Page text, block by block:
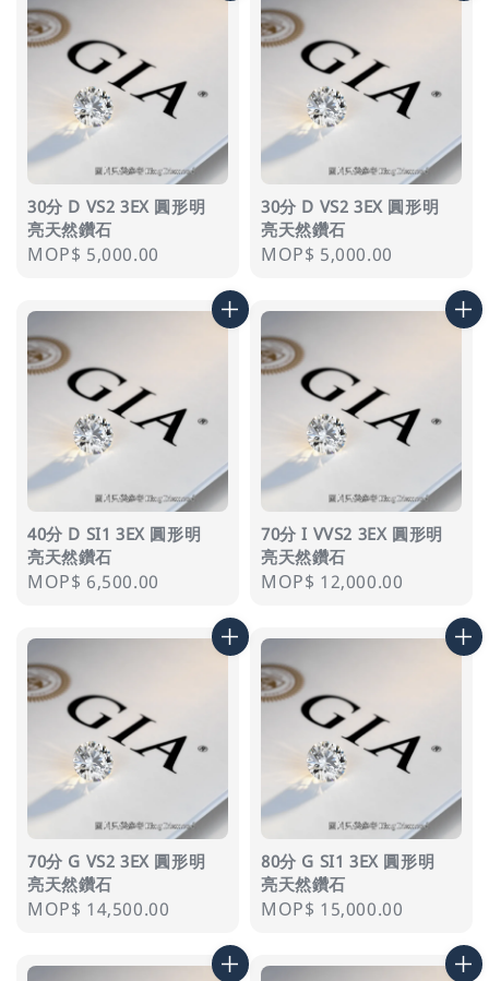
30分 D VS2 3EX 圓形明
亮天然鑽石
Regular
MOP$ 5,000.00
30分 D VS2 3EX 圓形明
亮天然鑽石
Regular
MOP$ 5,000.00
40分 D SI1 3EX 圓形明
亮天然鑽石
Regular
MOP$ 6,500.00
70分 I VVS2 3EX 圓形明
亮天然鑽石
Regular
MOP$ 12,000.00
70分 G VS2 3EX 圓形明
亮天然鑽石
Regular
MOP$ 14,500.00
80分 G SI1 3EX 圓形明
亮天然鑽石
Regular
MOP$ 15,000.00